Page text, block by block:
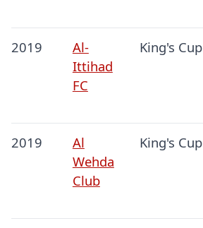
2019
Al-
Ittihad
FC
King's Cup
2019
Al
Wehda
Club
King's Cup